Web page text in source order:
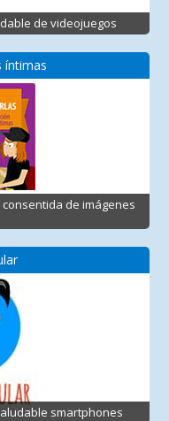
de videojuegos
íntimas
de imágenes
smartphones